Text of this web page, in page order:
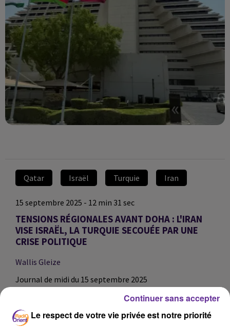
Qatar Israël Turquie Iran
15 septembre 2025 - 12 min 31 sec
TENSIONS RÉGIONALES AVANT DOHA : L'IRAN
VISE ISRAËL, LA TURQUIE SECOUÉE PAR UNE
CRISE POLITIQUE
Wallis Gleize
Journal de midi du 15 septembre 2025
Avant le sommet de Doha, le président iranien exhorte
les pays musulmans à rompre avec Israël.
Le respect de votre vie privée est notre priorité
Continuer sans accepter